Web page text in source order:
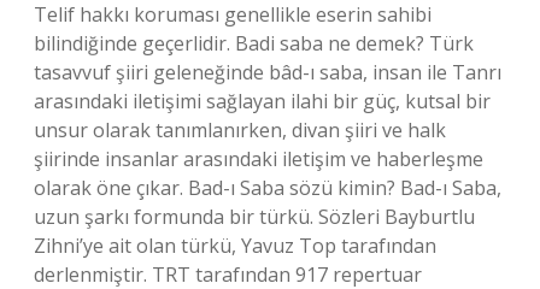
Telif hakkı koruması genellikle eserin sahibi
bilindiğinde geçerlidir. Badi saba ne demek? Türk
tasavvuf şiiri geleneğinde bâd-ı saba, insan ile Tanrı
arasındaki iletişimi sağlayan ilahi bir güç, kutsal bir
unsur olarak tanımlanırken, divan şiiri ve halk
şiirinde insanlar arasındaki iletişim ve haberleşme
olarak öne çıkar. Bad-ı Saba sözü kimin? Bad-ı Saba,
uzun şarkı formunda bir türkü. Sözleri Bayburtlu
Zihni’ye ait olan türkü, Yavuz Top tarafından
derlenmiştir. TRT tarafından 917 repertuar